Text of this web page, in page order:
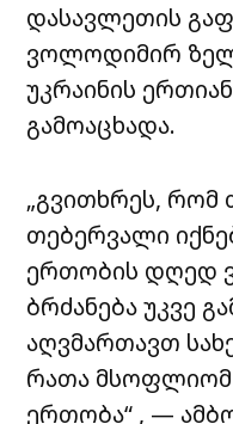
დასავლეთის
ვოლოდიმირ
უკრაინის
გამოაცხადა.
„გვითხრეს, რომ
თებერვალი
ერთობის დღედ
ბრძანება უკვე
აღვმართავთ
რათა მსოფლიომ
ერთობა“ , —